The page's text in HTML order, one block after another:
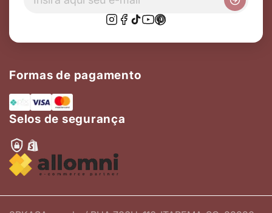
Formas de pagamento
Selos de segurança